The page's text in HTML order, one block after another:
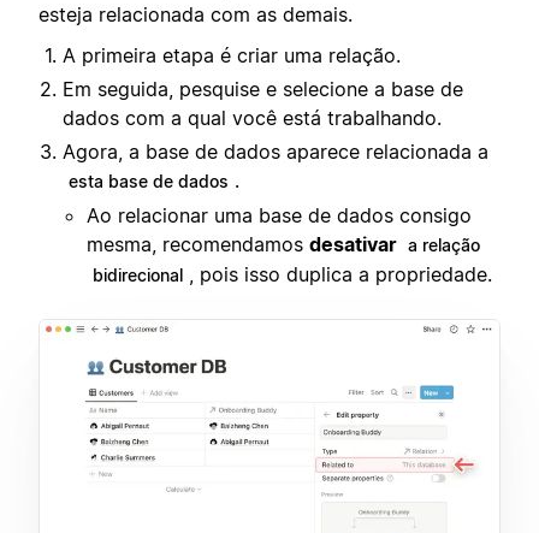
esteja relacionada com as demais.
A primeira etapa é criar uma relação.
Em seguida, pesquise e selecione a base de
dados com a qual você está trabalhando.
Agora, a base de dados aparece relacionada a
esta base de dados .
Ao relacionar uma base de dados consigo
mesma, recomendamos desativar a relação
bidirecional , pois isso duplica a propriedade.